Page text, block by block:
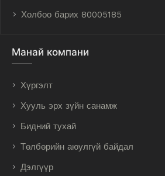
Холбоо барих 80005185
Манай компани
Хүргэлт
Хууль эрх зүйн санамж
Бидний тухай
Төлбөрийн аюулгүй байдал
Дэлгүүр